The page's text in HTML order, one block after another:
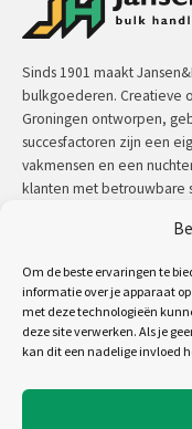
Om de beste ervaringen te
informatie over je apparaat
met deze technologieën
deze site verwerken. Als je
kan dit een nadelige invloed
Sinds 1901 maakt
bulkgoederen. Creatieve
Groningen ontworpen,
succesfactoren zijn een
vakmensen en een
klanten met betrouwbare
lees meer
Volg